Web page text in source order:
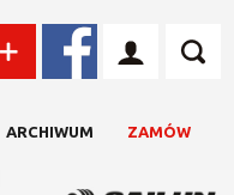
ARCHIWUM ZAMÓW